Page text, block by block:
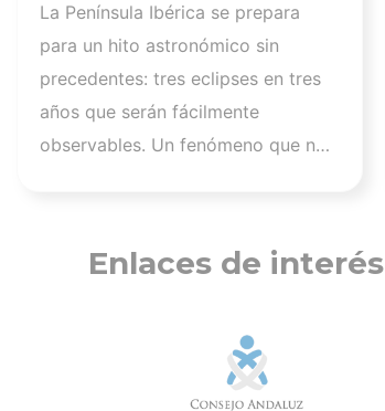
recomendaciones: la
retinopatía solar es el
mayor de los peligros
La Península Ibérica se prepara
para un hito astronómico sin
precedentes: tres eclipses en tres
años que serán fácilmente
observables. Un fenómeno que no
de fascinante, presenta altos
riesgos de seguridad visual y la
insuperable y una lesión
irreversible. El mayor de los
Enlaces de interés